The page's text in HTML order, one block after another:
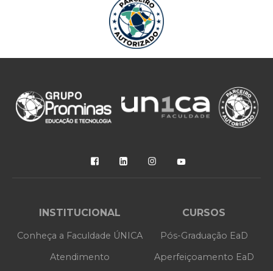
SAIBA MAIS
INSTITUCIONAL
Conheça a Faculdade ÚNICA
Atendimento
CURSOS
Pós-Graduação EaD
Aperfeiçoamento EaD